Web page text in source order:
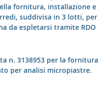
fornitura, installazione e
suddivisa in 3 lotti, per
da espletarsi tramite RDO
n. 3138953 per la fornitura
per analisi micropiastre.